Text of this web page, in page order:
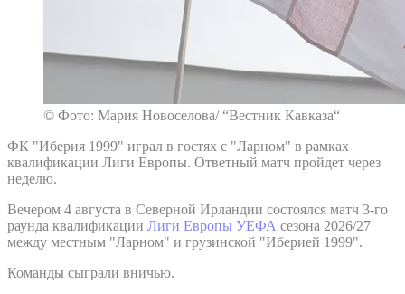
© Фото: Мария Новоселова/ “Вестник Кавказа“
ФК "Иберия 1999" играл в гостях с "Ларном" в рамках
квалификации Лиги Европы. Ответный матч пройдет через
неделю.
Вечером 4 августа в Северной Ирландии состоялся матч 3-го
раунда квалификации Лиги Европы УЕФА сезона 2026/27
между местным "Ларном" и грузинской "Иберией 1999".
Команды сыграли вничью.